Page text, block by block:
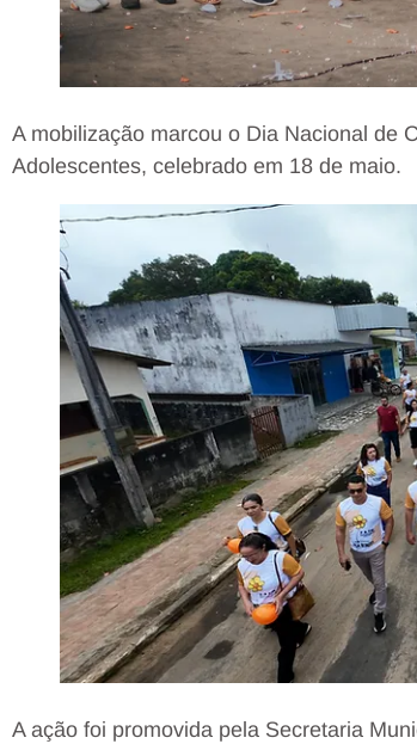
A mobilização marcou o Dia Nacional de
Adolescentes, celebrado em 18 de maio.
A ação foi promovida pela Secretaria